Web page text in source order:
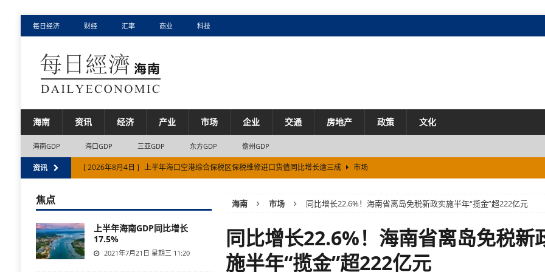
每日经济 财经 汇率 商业 科技
海南 资讯 经济 产业 市场 企业 交通 房地产 政策 文化
海南GDP 海口GDP 三亚GDP 东方GDP 儋州GDP
资讯 [ 2026年8月4日 ] 上半年海口空港综合保税区保税维修进口货值同比增长逾三成
市场
[ 2026年8月5日 ] 海南自贸港“十五五”全面加快服务业国际化进程 市场
海南 市场 同比增长22.6%！海南省离岛免税新政实施半年“揽金”超222亿元
同比增长22.6%！海南省离岛免税新
施半年“揽金”超222亿元
焦点
上半年海南GDP同比增长
17.5%
2021年7月21日 星期三 11:20